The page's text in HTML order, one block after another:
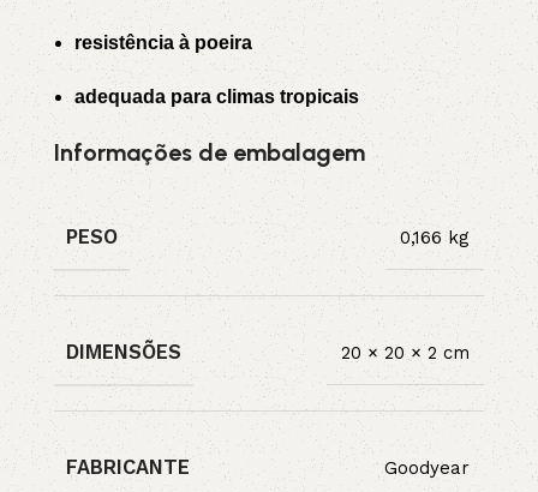
resistência à poeira
adequada para climas tropicais
Informações de embalagem
PESO 0,166 kg
DIMENSÕES 20 × 20 × 2 cm
FABRICANTE Goodyear